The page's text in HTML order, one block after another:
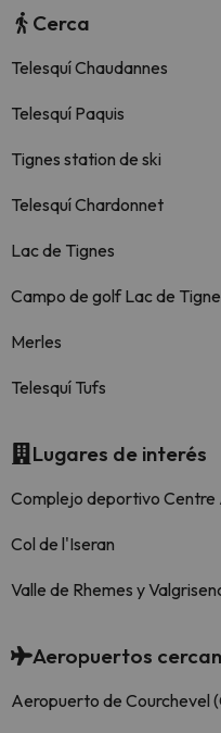
Cerca
Telesquí Chaudannes
Telesquí Paquis
Tignes station de ski
Telesquí Chardonnet
Lac de Tignes
Campo de golf Lac de
Merles
Telesquí Tufs
Lugares de interés
Complejo deportivo
Col de l'Iseran
Valle de Rhemes y
Aeropuertos
Aeropuerto de Courchevel